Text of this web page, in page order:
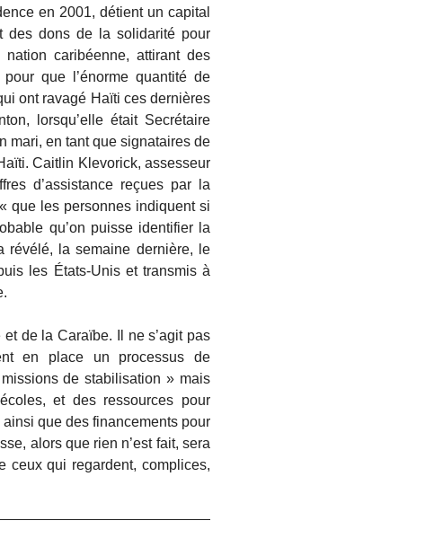
en 2001, détient un capital
des dons de la solidarité pour
caribéenne, attirant des
que l’énorme quantité de
ont ravagé Haïti ces dernières
lorsqu’elle était Secrétaire
mari, en tant que signataires de
Caitlin Klevorick, assesseur
d’assistance reçues par la
que les personnes indiquent si
qu’on puisse identifier la
révélé, la semaine dernière, le
les États-Unis et transmis à
de la Caraïbe. Il ne s’agit pas
en place un processus de
de stabilisation » mais
et des ressources pour
que des financements pour
alors que rien n’est fait, sera
ceux qui regardent, complices,